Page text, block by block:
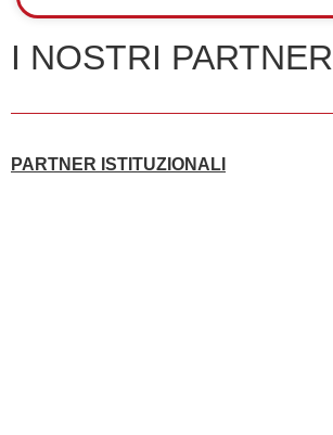
I NOSTRI PARTNER
PARTNER ISTITUZIONALI